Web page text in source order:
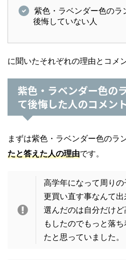
紫色・ラベンダー色のラ
後悔していない人
に聞いたそれぞれの理由とコメ
紫色・ラベンダー色の
て後悔した人のコメン
まずは紫色・ラベンダー色のラ
たと答えた人の理由です。
高学年になって周り
更買い直す事なんて
選んだのは自分だけ
もしたのでもっと落
たと思っていました。